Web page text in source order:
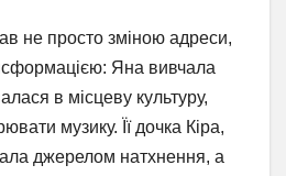
не просто зміною адреси,
Яна вивчала
в місцеву культуру,
музику. Її дочка Кіра,
джерелом натхнення, а